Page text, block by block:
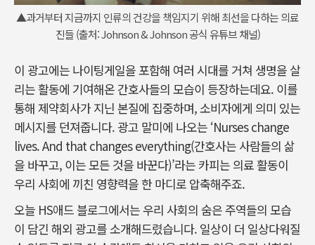
▲과거부터 지금까지 인류의 건강을 책임지기 위해 최선을 다하는 의료
진들 (출처: Johnson & Johnson 공식 유튜브 채널)
이 광고에는 나이팅게일을 포함해 여러 시대를 거쳐 생명을 살
리는 활동에 기여해온 간호사들의 모습이 등장하는데요. 이를
통해 제약회사가 지닌 본질에 집중하며, 소비자에게 의미 있는
메시지를 던져줍니다. 광고 말미에 나오는 ‘Nurses change
lives. And that changes everything(간호사는 사람들의 삶
을 바꾸고, 이는 모든 것을 바꾼다)’라는 카피는 의료 활동이
우리 사회에 끼친 영향력을 한 마디로 압축해주죠.
오늘 HS애드 블로그에서는 우리 사회의 숨은 주역들의 모습
이 담긴 해외 광고를 소개해드렸습니다. 일상이 더 일상다워질